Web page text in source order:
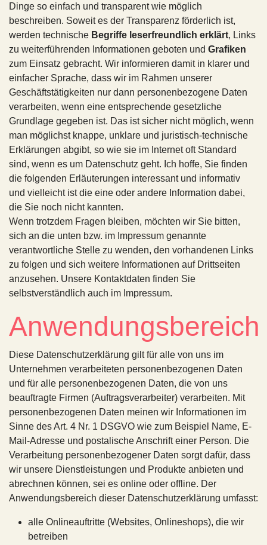
Dinge so einfach und transparent wie möglich
beschreiben. Soweit es der Transparenz förderlich ist,
werden technische Begriffe leserfreundlich erklärt, Links
zu weiterführenden Informationen geboten und Grafiken
zum Einsatz gebracht. Wir informieren damit in klarer und
einfacher Sprache, dass wir im Rahmen unserer
Geschäftstätigkeiten nur dann personenbezogene Daten
verarbeiten, wenn eine entsprechende gesetzliche
Grundlage gegeben ist. Das ist sicher nicht möglich, wenn
man möglichst knappe, unklare und juristisch-technische
Erklärungen abgibt, so wie sie im Internet oft Standard
sind, wenn es um Datenschutz geht. Ich hoffe, Sie finden
die folgenden Erläuterungen interessant und informativ
und vielleicht ist die eine oder andere Information dabei,
die Sie noch nicht kannten.
Wenn trotzdem Fragen bleiben, möchten wir Sie bitten,
sich an die unten bzw. im Impressum genannte
verantwortliche Stelle zu wenden, den vorhandenen Links
zu folgen und sich weitere Informationen auf Drittseiten
anzusehen. Unsere Kontaktdaten finden Sie
selbstverständlich auch im Impressum.
Anwendungsbereich
Diese Datenschutzerklärung gilt für alle von uns im
Unternehmen verarbeiteten personenbezogenen Daten
und für alle personenbezogenen Daten, die von uns
beauftragte Firmen (Auftragsverarbeiter) verarbeiten. Mit
personenbezogenen Daten meinen wir Informationen im
Sinne des Art. 4 Nr. 1 DSGVO wie zum Beispiel Name, E-
Mail-Adresse und postalische Anschrift einer Person. Die
Verarbeitung personenbezogener Daten sorgt dafür, dass
wir unsere Dienstleistungen und Produkte anbieten und
abrechnen können, sei es online oder offline. Der
Anwendungsbereich dieser Datenschutzerklärung umfasst:
alle Onlineauftritte (Websites, Onlineshops), die wir
betreiben